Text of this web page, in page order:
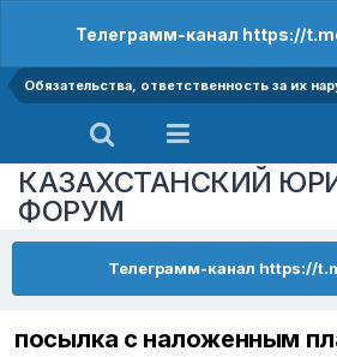
Телеграмм-канал https://
Обязательства, ответственность за их
КАЗАХСТАНСКИЙ
ФОРУМ
Телеграмм-канал https://
посылка с наложенным